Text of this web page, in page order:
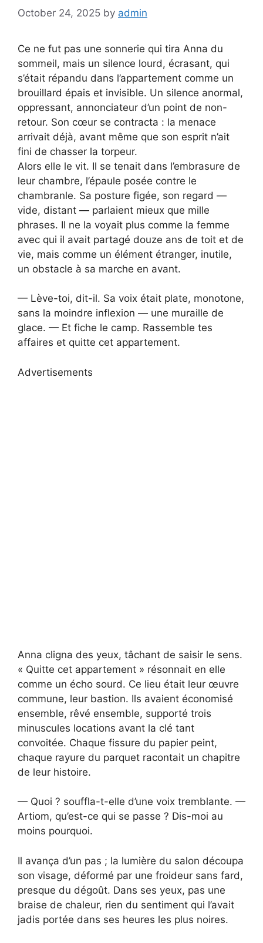
October 24, 2025 by admin
Ce ne fut pas une sonnerie qui tira Anna du
sommeil, mais un silence lourd, écrasant, qui
s’était répandu dans l’appartement comme un
brouillard épais et invisible. Un silence anormal,
oppressant, annonciateur d’un point de non-
retour. Son cœur se contracta : la menace
arrivait déjà, avant même que son esprit n’ait
fini de chasser la torpeur.
Alors elle le vit. Il se tenait dans l’embrasure de
leur chambre, l’épaule posée contre le
chambranle. Sa posture figée, son regard —
vide, distant — parlaient mieux que mille
phrases. Il ne la voyait plus comme la femme
avec qui il avait partagé douze ans de toit et de
vie, mais comme un élément étranger, inutile,
un obstacle à sa marche en avant.
— Lève-toi, dit-il. Sa voix était plate, monotone,
sans la moindre inflexion — une muraille de
glace. — Et fiche le camp. Rassemble tes
affaires et quitte cet appartement.
Advertisements
Anna cligna des yeux, tâchant de saisir le sens.
« Quitte cet appartement » résonnait en elle
comme un écho sourd. Ce lieu était leur œuvre
commune, leur bastion. Ils avaient économisé
ensemble, rêvé ensemble, supporté trois
minuscules locations avant la clé tant
convoitée. Chaque fissure du papier peint,
chaque rayure du parquet racontait un chapitre
de leur histoire.
— Quoi ? souffla-t-elle d’une voix tremblante. —
Artiom, qu’est-ce qui se passe ? Dis-moi au
moins pourquoi.
Il avança d’un pas ; la lumière du salon découpa
son visage, déformé par une froideur sans fard,
presque du dégoût. Dans ses yeux, pas une
braise de chaleur, rien du sentiment qui l’avait
jadis portée dans ses heures les plus noires.